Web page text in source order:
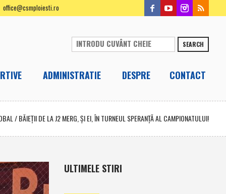
office@csmploiesti.ro
SEARCH
ADMINISTRATIE DESPRE CONTACT
/BĂIEŢII DE LA J2 MERG, ŞI EI, ÎN TURNEUL SPERANŢĂ AL CAMPIONATULUI!
ULTIMELE STIRI